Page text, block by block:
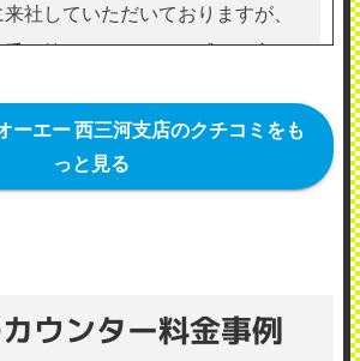
社していただいておりますが、
け答えをしてくれる感じの良い
す。
2019年8月11日投稿
ーエー 西三河支店のクチコミをも
っと見る
ウンター料金事例